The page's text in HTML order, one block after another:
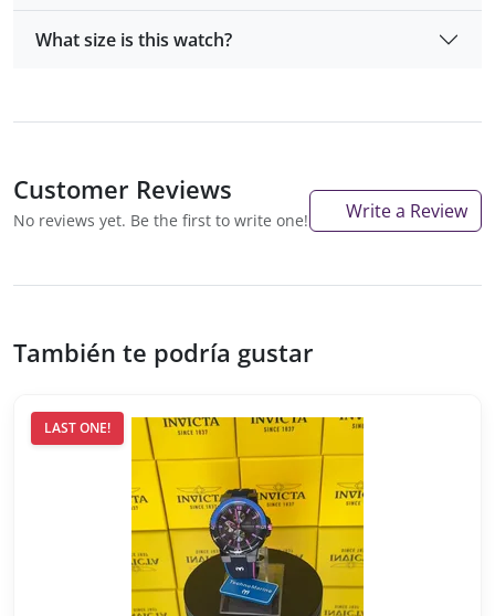
What size is this watch?
Customer Reviews
No reviews yet. Be the first to write one! Write a Review
También te podría gustar
LAST ONE!